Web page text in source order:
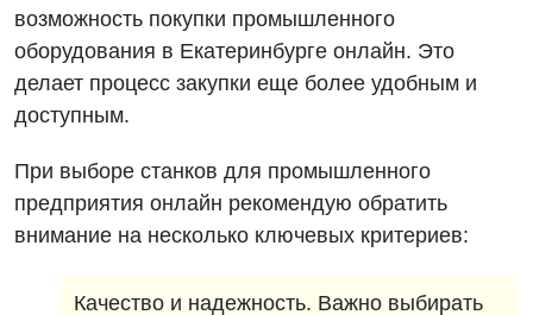
возможность покупки промышленного
оборудования в Екатеринбурге онлайн. Это
делает процесс закупки еще более удобным и
доступным.
При выборе станков для промышленного
предприятия онлайн рекомендую обратить
внимание на несколько ключевых критериев:
Качество и надежность. Важно выбирать